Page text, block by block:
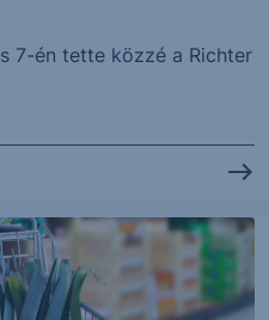
7-én tette közzé a Richter